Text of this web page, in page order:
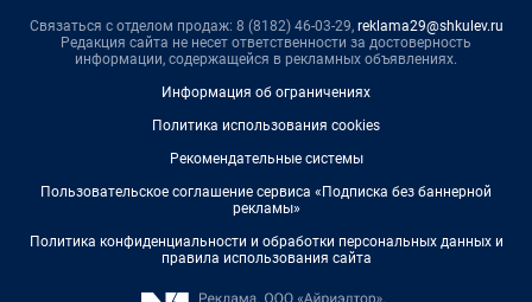
Связаться с отделом продаж: 8 (8182) 46-03-29, reklama29@shkulev.ru
Редакция сайта не несет ответственности за достоверность
информации, содержащейся в рекламных объявлениях.
Информация об ограничениях
Политика использования cookies
Рекомендательные системы
Пользовательское соглашение сервиса «Подписка без баннерной
рекламы»
Политика конфиденциальности и обработки персональных данных и
правила использования сайта